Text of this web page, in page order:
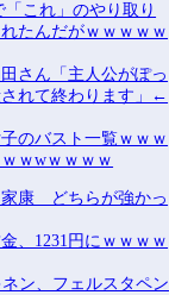
「これ」のやり取り
たんだがｗｗｗｗｗ
さん「主人公がぽっ
れて終わります」←
子のバスト一覧ｗｗｗ
ｗwｗｗｗｗ
家康 どちらが強かっ
、1231円にｗｗｗｗ
ン、フェルスタペン